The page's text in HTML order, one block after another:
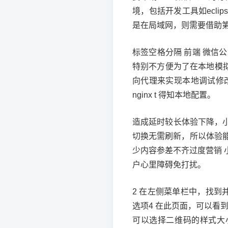
境，包括开发工具如
是在局域网，则需要借助
标签空格分隔 前端 微信
特别不方便为了在本地模
向代理来实现本地调试修
nginx t 得知本地配置。
造成延时较长体验下降，
切换无需刷新，所以体验
少内容参差不齐过度营销
户心里障碍免打扰。
2 在左侧菜单栏中，找到
选项4 在此页面，可以看
可以选择二维码的样式